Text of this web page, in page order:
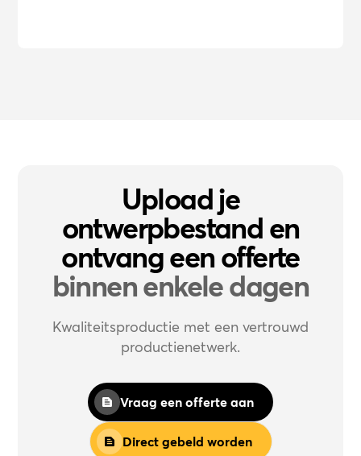
Upload je
ontwerpbestand en
ontvang een offerte
binnen enkele dagen
Kwaliteitsproductie met een vertrouwd
productienetwerk.
Vraag een offerte aan
Direct gebeld worden